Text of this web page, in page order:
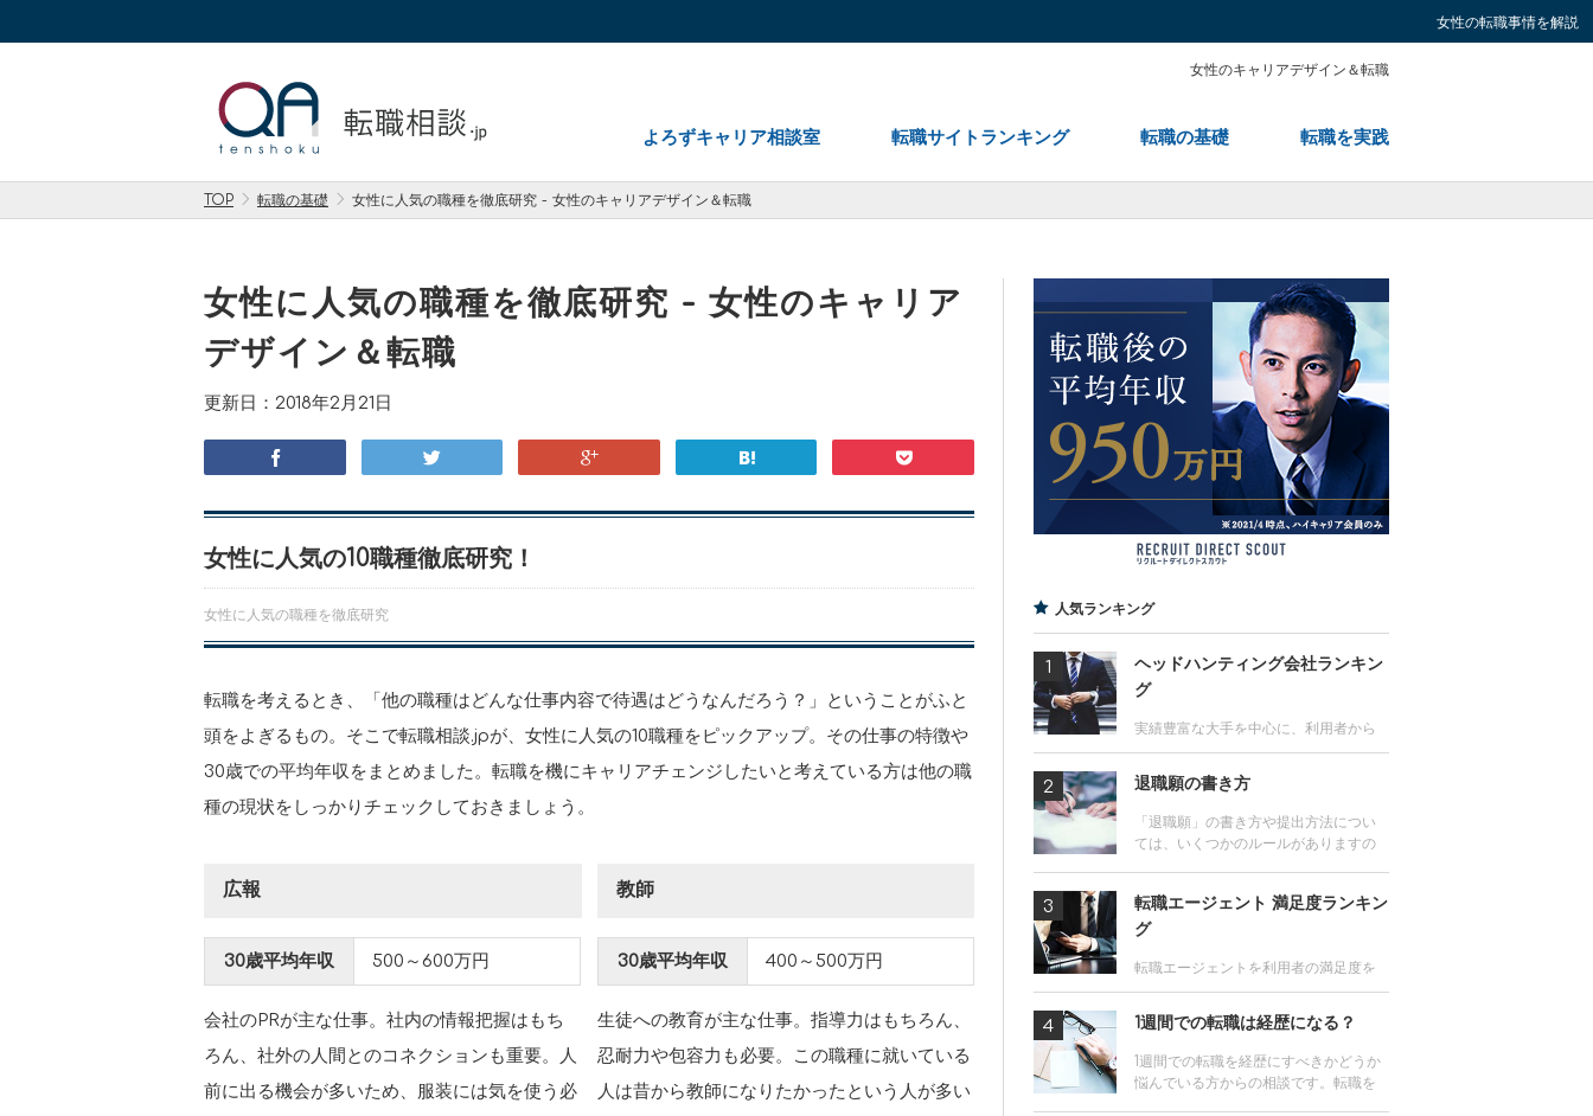
女性の転職事情を解説
女性のキャリアデザイン＆転職
よろずキャリア相談室 転職サイトランキング 転職の基礎 転職を実践
TOP 転職の基礎 女性に人気の職種を徹底研究 - 女性のキャリアデザイン＆転職
女性に人気の職種を徹底研究 - 女性のキャリア
デザイン＆転職
更新日：2018年2月21日
女性に人気の10職種徹底研究！
女性に人気の職種を徹底研究
転職を考えるとき、「他の職種はどんな仕事内容で待遇はどうなんだろう？」ということがふと
頭をよぎるもの。そこで転職相談.jpが、女性に人気の10職種をピックアップ。その仕事の特徴や
30歳での平均年収をまとめました。転職を機にキャリアチェンジしたいと考えている方は他の職
種の現状をしっかりチェックしておきましょう。
広報
30歳平均年収 500～600万円
会社のPRが主な仕事。社内の情報把握はもち
ろん、社外の人間とのコネクションも重要。人
前に出る機会が多いため、服装には気を使う必
教師
30歳平均年収 400～500万円
生徒への教育が主な仕事。指導力はもちろん、
忍耐力や包容力も必要。この職種に就いている
人は昔から教師になりたかったという人が多い
人気ランキング
ヘッドハンティング会社ランキン
グ
実績豊富な大手を中心に、利用者から
の評価が高いヘッドハンティング会社
をランキング。またエグゼクティブ層
はもちろん、マネジメント層、専門
職、外資系に強いヘッドハンティング
会社の情報や各社のサービス比較も。
退職願の書き方
「退職願」の書き方や提出方法につい
ては、いくつかのルールがありますの
く聞かれる質問やその対策についても
解説します。
転職エージェント 満足度ランキン
グ
転職エージェントを利用者の満足度を
もとにランキング。転職成功者が支持
するおすすめの転職エージェントは？
各社の求人数や得意とする業種、評判
を網羅した転職エージェントの満足度
ランキングを活用しよう
1週間での転職は経歴になる？
1週間での転職を経歴にすべきかどうか
悩んでいる方からの相談です。転職を